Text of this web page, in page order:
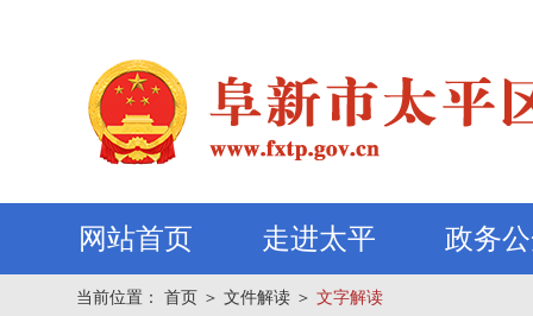
网站首页 走进太平 政务
当前位置： 首页 ＞ 文件解读 ＞ 文字解读